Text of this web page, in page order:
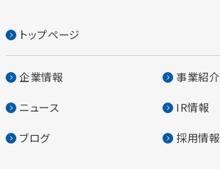
トップページ
企業情報 事業紹介
ニュース IR情報
ブログ 採用情報